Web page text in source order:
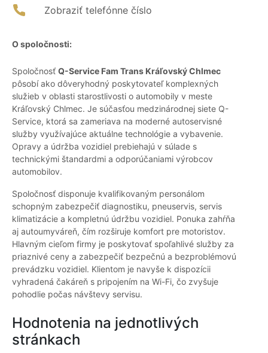
Zobraziť telefónne číslo
O spoločnosti:
Spoločnosť Q-Service Fam Trans Kráľovský Chlmec
pôsobí ako dôveryhodný poskytovateľ komplexných
služieb v oblasti starostlivosti o automobily v meste
Kráľovský Chlmec. Je súčasťou medzinárodnej siete Q-
Service, ktorá sa zameriava na moderné autoservisné
služby využívajúce aktuálne technológie a vybavenie.
Opravy a údržba vozidiel prebiehajú v súlade s
technickými štandardmi a odporúčaniami výrobcov
automobilov.
Spoločnosť disponuje kvalifikovaným personálom
schopným zabezpečiť diagnostiku, pneuservis, servis
klimatizácie a kompletnú údržbu vozidiel. Ponuka zahŕňa
aj autoumyváreň, čím rozširuje komfort pre motoristov.
Hlavným cieľom firmy je poskytovať spoľahlivé služby za
priaznivé ceny a zabezpečiť bezpečnú a bezproblémovú
prevádzku vozidiel. Klientom je navyše k dispozícii
vyhradená čakáreň s pripojením na Wi-Fi, čo zvyšuje
pohodlie počas návštevy servisu.
Hodnotenia na jednotlivých
stránkach